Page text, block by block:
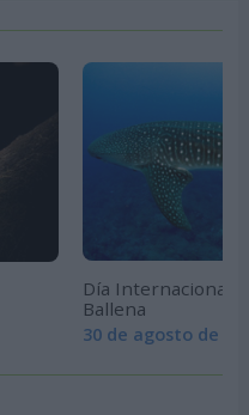
Día Internacional
Ballena
30 de agosto de